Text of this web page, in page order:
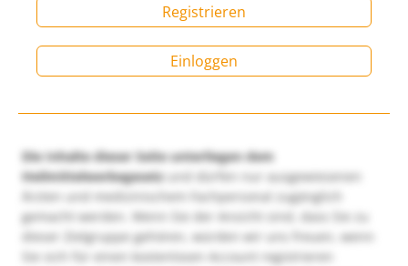
Registrieren
Einloggen
Die Inhalte dieser Seite unterliegen dem
Heilmittelwerbegesetzund dürfen nur ausgewiesenen
Ärzten und medizinischem Fachpersonal zugänglich
gemacht werden. Wenn Sie der Ansicht sind, dass Sie zu
dieser Zielgruppe gehören, würden wir uns freuen, wenn
Sie sich für einen kostenlosen Account registrieren